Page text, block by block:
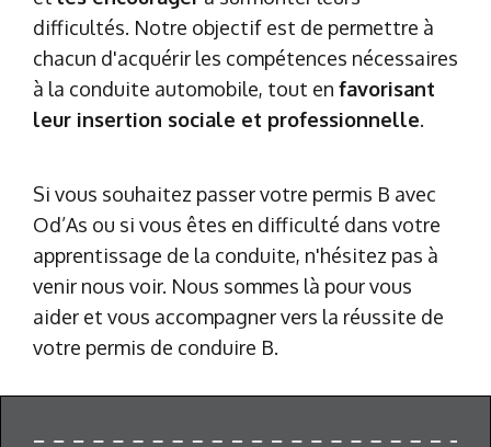
difficultés. Notre objectif est de permettre à
chacun d'acquérir les compétences nécessaires
à la conduite automobile, tout en favorisant
leur insertion sociale et professionnelle.
Si vous souhaitez passer votre permis B avec
Od’As ou si vous êtes en difficulté dans votre
apprentissage de la conduite, n'hésitez pas à
venir nous voir. Nous sommes là pour vous
aider et vous accompagner vers la réussite de
votre permis de conduire B.